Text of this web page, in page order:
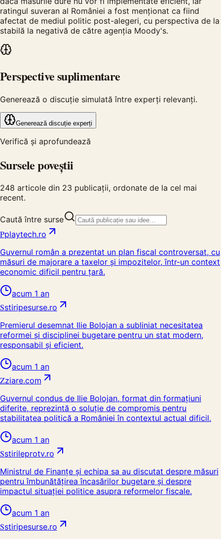
ratingul suveran al României a fost menționat ca fiind
afectat de mediul politic post-alegeri, cu perspectiva de la
stabilă la negativă de către agenția Moody's.
Perspective suplimentare
Generează o discuție simulată între experți relevanți.
Generează discuție experți
Verifică și aprofundează
Sursele poveștii
248 articole din 23 publicații, ordonate de la cel mai
recent.
Caută între surse
Pplaytech.ro
Guvernul român a prezentat un plan fiscal controversat, cu
măsuri de majorare a taxelor și impozitelor, într-un context
economic dificil pentru țară.
acum 1 an
Sstiripesurse.ro
Premierul desemnat Ilie Bolojan a subliniat necesitatea
reformei și disciplinei bugetare pentru un stat modern,
responsabil și eficient.
acum 1 an
Zziare.com
Guvernul condus de Ilie Bolojan, format din formațiuni
diferite, reprezintă o soluție de compromis pentru
stabilitatea politică a României în contextul actual dificil.
acum 1 an
Sstirileprotv.ro
Ministrul de Finanțe și echipa sa au discutat despre măsuri
pentru îmbunătățirea încasărilor bugetare și despre
impactul situației politice asupra reformelor fiscale.
acum 1 an
Sstiripesurse.ro